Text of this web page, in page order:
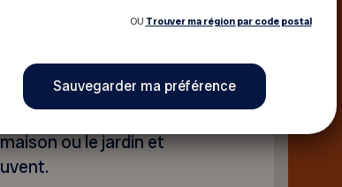
ou aux
(par
ou le jardin et
OU Trouver ma région par code postal